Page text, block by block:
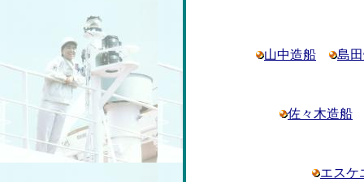
山中造船 島
佐々木造船
エスケ